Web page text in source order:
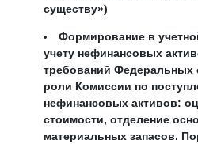
существу»)
Формирование в
учету нефинансовых
требований Федеральных
роли Комиссии по
нефинансовых активов:
стоимости, отделение
материальных запасов.